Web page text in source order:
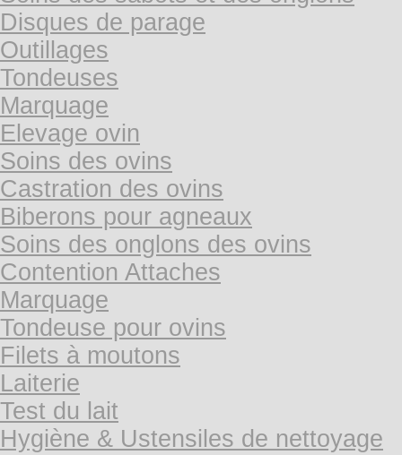
Disques de parage
Outillages
Tondeuses
Marquage
Elevage ovin
Soins des ovins
Castration des ovins
Biberons pour agneaux
Soins des onglons des ovins
Contention Attaches
Marquage
Tondeuse pour ovins
Filets à moutons
Laiterie
Test du lait
Hygiène & Ustensiles de nettoyage